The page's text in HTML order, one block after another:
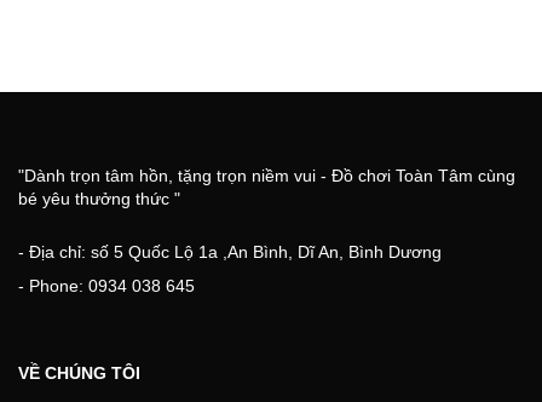
"Dành trọn tâm hồn, tặng trọn niềm vui - Đồ chơi Toàn Tâm cùng
bé yêu thưởng thức "
- Địa chỉ: số 5 Quốc Lộ 1a ,An Bình, Dĩ An, Bình Dương
- Phone: 0934 038 645
VỀ CHÚNG TÔI